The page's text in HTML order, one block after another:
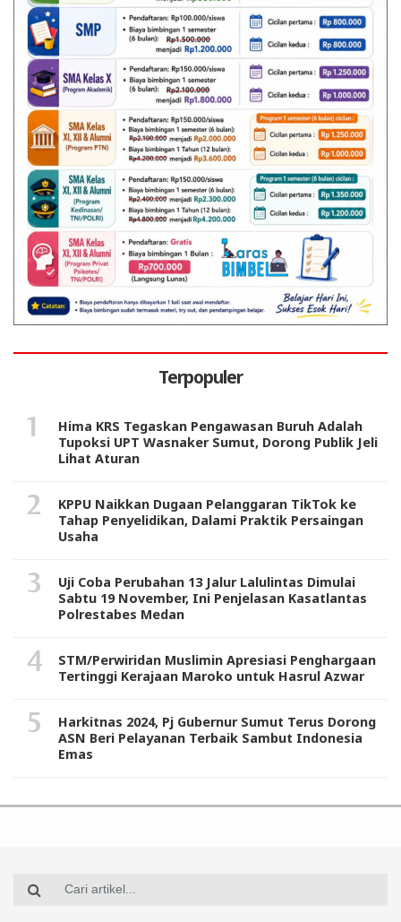
Terpopuler
Hima KRS Tegaskan Pengawasan Buruh Adalah
Tupoksi UPT Wasnaker Sumut, Dorong Publik Jeli
Lihat Aturan
KPPU Naikkan Dugaan Pelanggaran TikTok ke
Tahap Penyelidikan, Dalami Praktik Persaingan
Usaha
Uji Coba Perubahan 13 Jalur Lalulintas Dimulai
Sabtu 19 November, Ini Penjelasan Kasatlantas
Polrestabes Medan
STM/Perwiridan Muslimin Apresiasi Penghargaan
Tertinggi Kerajaan Maroko untuk Hasrul Azwar
Harkitnas 2024, Pj Gubernur Sumut Terus Dorong
ASN Beri Pelayanan Terbaik Sambut Indonesia
Emas